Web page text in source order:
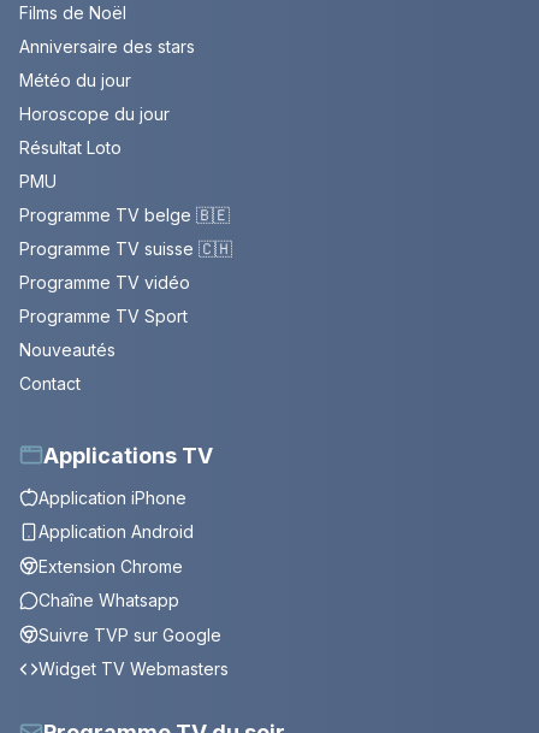
Films de Noël
Anniversaire des stars
Météo du jour
Horoscope du jour
Résultat Loto
PMU
Programme TV belge 🇧🇪
Programme TV suisse 🇨🇭
Programme TV vidéo
Programme TV Sport
Nouveautés
Contact
Applications TV
Application iPhone
Application Android
Extension Chrome
Chaîne Whatsapp
Suivre TVP sur Google
Widget TV Webmasters